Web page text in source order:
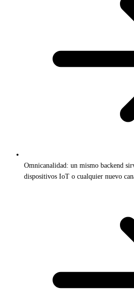
Omnicanalidad: un mismo backend
dispositivos IoT o cualquier nuevo